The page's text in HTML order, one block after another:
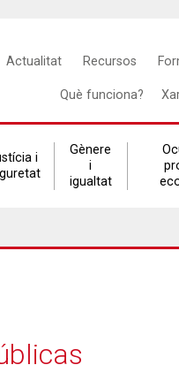
Actualitat Recursos
Què funciona?
i
Gènere
i
igualtat